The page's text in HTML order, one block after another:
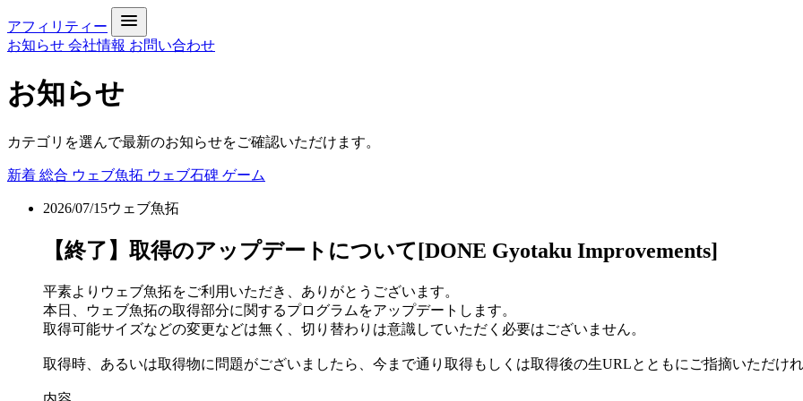
アフィリティー
お知らせ 会社情報 お問い合わせ
お知らせ
カテゴリを選んで最新のお知らせをご確認いただけます。
新着 総合 ウェブ魚拓 ウェブ石碑 ゲーム
2026/07/15ウェブ魚拓
【終了】取得のアップデートについて[DONE Gyotaku Improvements]
平素よりウェブ魚拓をご利用いただき、ありがとうございます。
本日、ウェブ魚拓の取得部分に関するプログラムをアップデートします。
取得可能サイズなどの変更などは無く、切り替わりは意識していただく必要はございません。
取得時、あるいは取得物に問題がございましたら、今まで通り取得もしくは取得後の生URLとともにご指摘いただけれ